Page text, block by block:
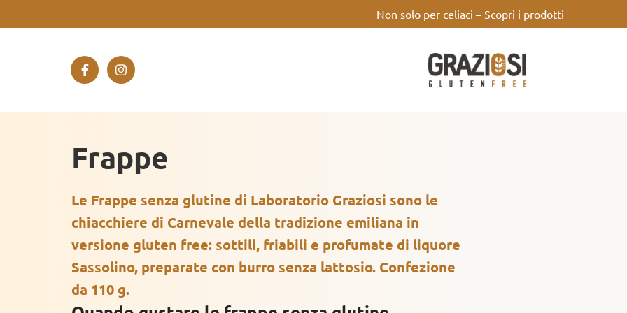
Non solo per celiaci – Scopri i prodotti
Frappe
Le Frappe senza glutine di Laboratorio Graziosi sono le
chiacchiere di Carnevale della tradizione emiliana in
versione gluten free: sottili, friabili e profumate di liquore
Sassolino, preparate con burro senza lattosio. Confezione
da 110 g.